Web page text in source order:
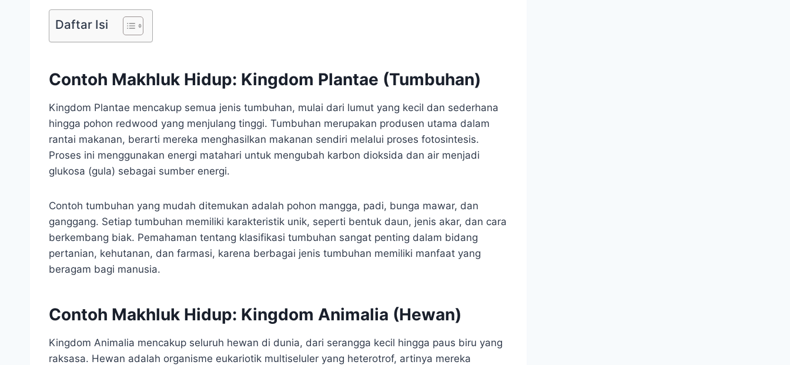
Daftar Isi
Contoh Makhluk Hidup: Kingdom Plantae (Tumbuhan)
Kingdom Plantae mencakup semua jenis tumbuhan, mulai dari lumut yang kecil dan sederhana
hingga pohon redwood yang menjulang tinggi. Tumbuhan merupakan produsen utama dalam
rantai makanan, berarti mereka menghasilkan makanan sendiri melalui proses fotosintesis.
Proses ini menggunakan energi matahari untuk mengubah karbon dioksida dan air menjadi
glukosa (gula) sebagai sumber energi.
Contoh tumbuhan yang mudah ditemukan adalah pohon mangga, padi, bunga mawar, dan
ganggang. Setiap tumbuhan memiliki karakteristik unik, seperti bentuk daun, jenis akar, dan cara
berkembang biak. Pemahaman tentang klasifikasi tumbuhan sangat penting dalam bidang
pertanian, kehutanan, dan farmasi, karena berbagai jenis tumbuhan memiliki manfaat yang
beragam bagi manusia.
Contoh Makhluk Hidup: Kingdom Animalia (Hewan)
Kingdom Animalia mencakup seluruh hewan di dunia, dari serangga kecil hingga paus biru yang
raksasa. Hewan adalah organisme eukariotik multiseluler yang heterotrof, artinya mereka